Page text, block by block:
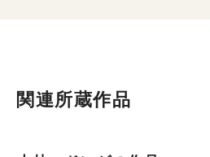
関連所蔵作品